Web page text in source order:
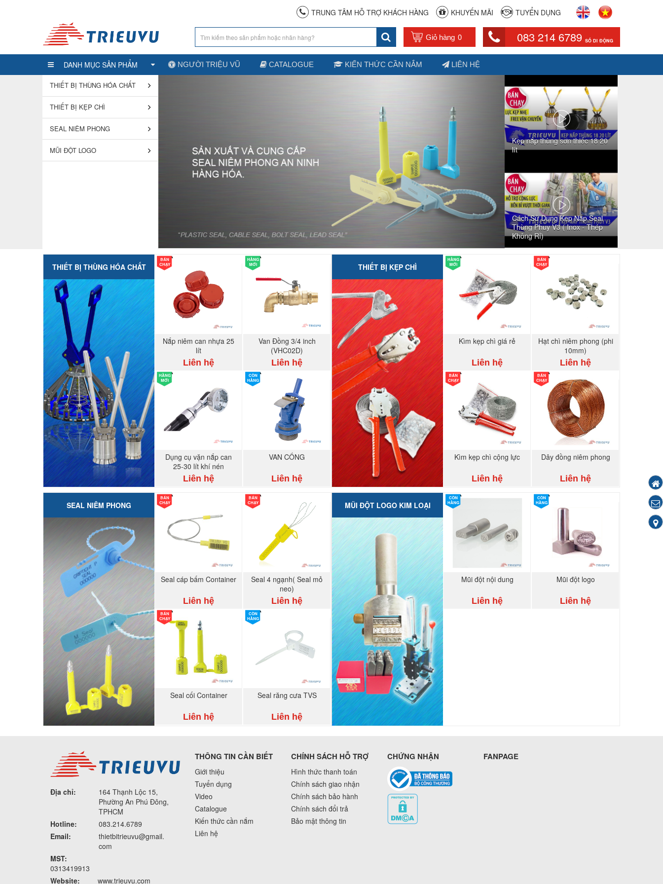
TRUNG TÂM HỖ TRỢ KHÁCH HÀNG KHUYẾN MÃI TUYỂN DỤNG
0 083 214 6789SỐ DI ĐỘNG
DANH MỤC SẢN PHẨM
THIẾT BỊ THÙNG HÓA CHẤT
THIẾT BỊ KẸP CHÌ
SEAL NIÊM PHONG
MŨI ĐỘT LOGO
NGƯỜI TRIỆU VŨ CATALOGUE KIẾN THỨC CẦN NẮM LIÊN HỆ
Kẹp nắp thùng sơn thiếc 18 20
lít
Cách Sử Dụng Kẹp Nắp Seal
Thùng Phuy V3 ( Inox - Thép
Không Rỉ)
THIẾT BỊ THÙNG HÓA CHẤT
BÁN
CHẠY
Nắp niêm can nhựa 25
lít
Liên hệ
HÀNG
MỚI
Van Đồng 3/4 inch
(VHC02D)
Liên hệ
HÀNG
MỚI
Dụng cụ vặn nắp can
25-30 lít khí nén
Liên hệ
CÒN
HÀNG
VAN CỔNG
Liên hệ
THIẾT BỊ KẸP CHÌ
HÀNG
MỚI
Kìm kẹp chì giá rẻ
Liên hệ
BÁN
CHẠY
Hạt chì niêm phong (phi
10mm)
Liên hệ
BÁN
CHẠY
Kìm kẹp chì cộng lực
Liên hệ
BÁN
CHẠY
Dây đồng niêm phong
Liên hệ
SEAL NIÊM PHONG
BÁN
CHẠY
Seal cáp bấm Container
Liên hệ
BÁN
CHẠY
Seal 4 ngạnh( Seal mỏ
neo)
Liên hệ
BÁN
CHẠY
Seal cối Container
Liên hệ
CÒN
HÀNG
Seal răng cưa TVS
Liên hệ
MŨI ĐỘT LOGO KIM LOẠI
CÒN
HÀNG
Mũi đột nội dung
Liên hệ
CÒN
HÀNG
Mũi đột logo
Liên hệ
Địa chỉ:
164 Thạnh Lộc 15,
Phường An Phú Đông,
TPHCM
Hotline:
083.214.6789
Email:
thietbitrieuvu@gmail.
com
MST:
0313419913
Website: www.trieuvu.com
THÔNG TIN CẦN BIẾT
Giới thiệu
Tuyển dụng
Video
Catalogue
Kiến thức cần nắm
Liên hệ
CHÍNH SÁCH HỖ TRỢ
Hình thức thanh toán
Chính sách giao nhận
Chính sách bảo hành
Chính sách đổi trả
Bảo mật thông tin
CHỨNG NHẬN FANPAGE